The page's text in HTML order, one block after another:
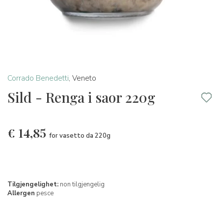
Corrado Benedetti, Veneto
Sild - Renga i saor 220g
€ 14,85 for vasetto da 220g
Tilgjengelighet: non tilgjengelig
Allergen pesce